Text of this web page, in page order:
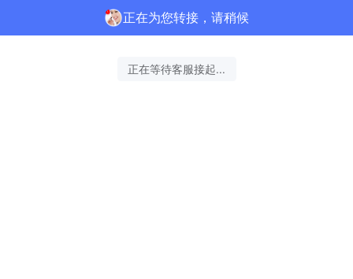
正在为您转接，请稍候
正在等待客服接起...